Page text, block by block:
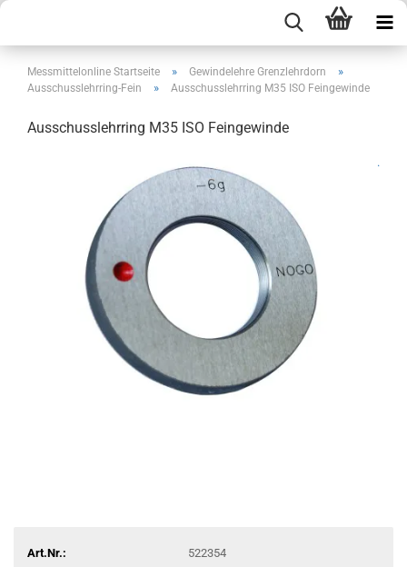
Messmittelonline Startseite » Gewindelehre Grenzlehrdorn »
Ausschusslehrring-Fein » Ausschusslehrring M35 ISO Feingewinde
Ausschusslehrring M35 ISO Feingewinde
.
Art.Nr.:
522354